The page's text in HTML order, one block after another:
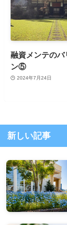
融資メンテのバ
ン⑤
2024年7月24日
新しい記事